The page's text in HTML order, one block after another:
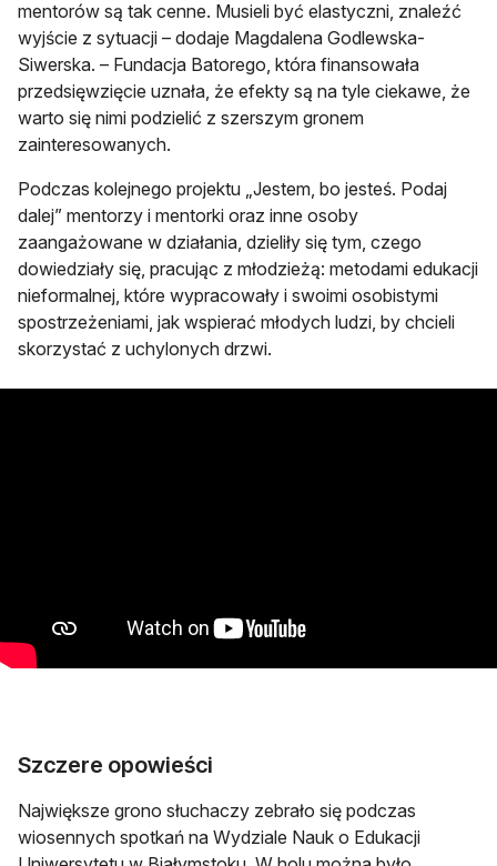
mentorów są tak cenne. Musieli być elastyczni, znaleźć
wyjście z sytuacji – dodaje Magdalena Godlewska-
Siwerska. – Fundacja Batorego, która finansowała
przedsięwzięcie uznała, że efekty są na tyle ciekawe, że
warto się nimi podzielić z szerszym gronem
zainteresowanych.
Podczas kolejnego projektu „Jestem, bo jesteś. Podaj
dalej” mentorzy i mentorki oraz inne osoby
zaangażowane w działania, dzieliły się tym, czego
dowiedziały się, pracując z młodzieżą: metodami edukacji
nieformalnej, które wypracowały i swoimi osobistymi
spostrzeżeniami, jak wspierać młodych ludzi, by chcieli
skorzystać z uchylonych drzwi.
Szczere opowieści
Największe grono słuchaczy zebrało się podczas
wiosennych spotkań na Wydziale Nauk o Edukacji